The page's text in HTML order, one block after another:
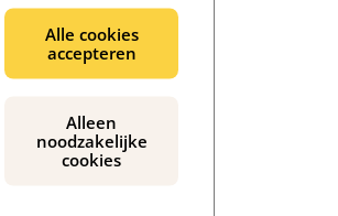
Alle cookies
accepteren
Alleen
noodzakelijke
cookies
De inhoud wordt geladen...